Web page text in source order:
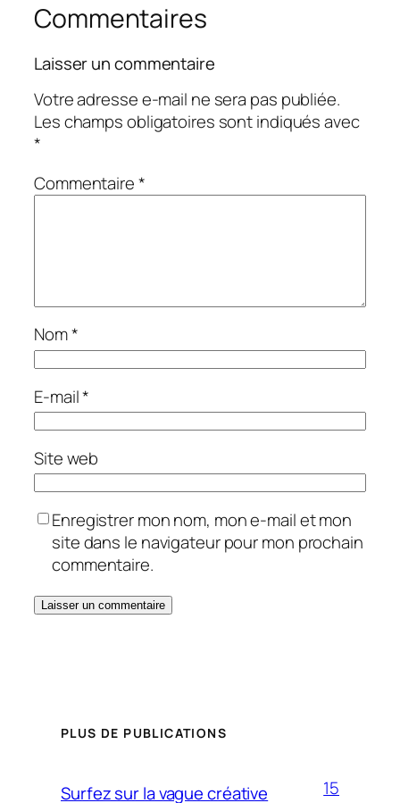
Commentaires
Laisser un commentaire
Votre adresse e-mail ne sera pas publiée.
Les champs obligatoires sont indiqués avec
*
Commentaire*
Nom*
E-mail*
Site web
Enregistrer mon nom, mon e-mail et mon
site dans le navigateur pour mon prochain
commentaire.
PLUS DE PUBLICATIONS
Surfez sur la vague créative
15